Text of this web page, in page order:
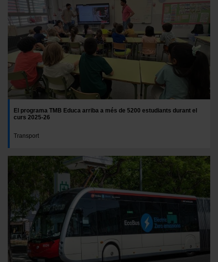
Las cookies necesarias son imprescindibles para el
funcionamiento de la web y, por tanto, si no las aceptas,
no puedes empezar a navegar. Solo puedes consultar
nuestra
Política de cookies.
En cualquier momento de la navegación en esta web,
podrás modificar tu selección de cookies seleccionando
la opción “Gestor de cookies”, que encontrarás en el
menú de la parte inferior de la web.
El programa TMB Educa arriba a més de 5200 estudiants durant el
curs 2025-26
Transport
Imatge